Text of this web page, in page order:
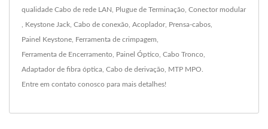
qualidade Cabo de rede LAN Plugue de Terminação Conector modular
Keystone Jack Cabo de conexão Acoplador, Prensa-cabos
Painel Keystone Ferramenta de crimpagem
Ferramenta de Encerramento Painel Óptico Cabo Tronco
Adaptador de fibra óptica Cabo de derivação MTP MPO
Entre em contato conosco para mais detalhes!